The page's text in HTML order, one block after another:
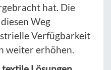
hat. Die
Weg
Verfügbarkeit
weiter erhöhen.